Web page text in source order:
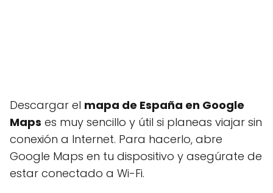
Descargar el mapa de España en Google
Maps es muy sencillo y útil si planeas viajar sin
conexión a Internet. Para hacerlo, abre
Google Maps en tu dispositivo y asegúrate de
estar conectado a Wi-Fi.